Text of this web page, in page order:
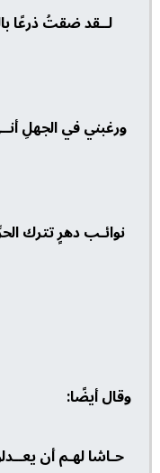
لــقد ضقتُ ذرعًا
ورغبني في الجهلِ
نوائـب دهرٍ تترك
وقال أيضًا:
حـاشا لهـم أن